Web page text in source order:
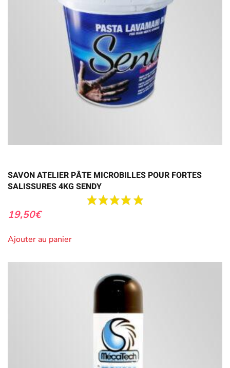
SAVON ATELIER PÂTE MICROBILLES POUR FORTES
SALISSURES 4KG SENDY
19,50€
Ajouter au panier